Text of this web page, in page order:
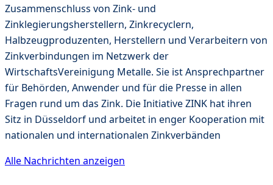
Zusammenschluss von Zink- und
Zinklegierungsherstellern, Zinkrecyclern,
Halbzeugproduzenten, Herstellern und Verarbeitern von
Zinkverbindungen im Netzwerk der
WirtschaftsVereinigung Metalle. Sie ist Ansprechpartner
für Behörden, Anwender und für die Presse in allen
Fragen rund um das Zink. Die Initiative ZINK hat ihren
Sitz in Düsseldorf und arbeitet in enger Kooperation mit
nationalen und internationalen Zinkverbänden
Alle Nachrichten anzeigen